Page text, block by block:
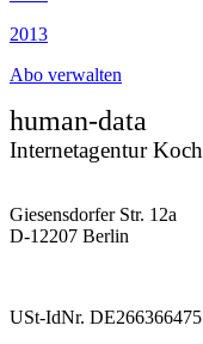
2013
Abo verwalten
human-data
Internetagentur Koch
Giesensdorfer Str. 12a
D-12207 Berlin
USt-IdNr. DE266366475